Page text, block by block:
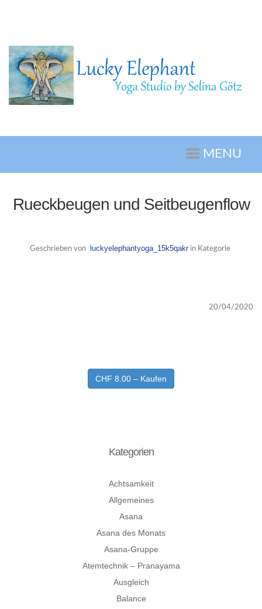
MENU
Rueckbeugen und Seitbeugenflow
Geschrieben von luckyelephantyoga_15k5qakrin Kategorie
20/04/2020
CHF 8.00 – Kaufen
Kategorien
Achtsamkeit
Allgemeines
Asana
Asana des Monats
Asana-Gruppe
Atemtechnik – Pranayama
Ausgleich
Balance